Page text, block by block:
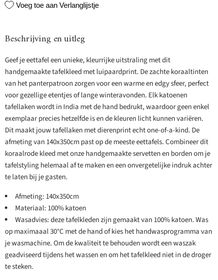
Voeg toe aan Verlanglijstje
Beschrijving en uitleg
Geef je eettafel een unieke, kleurrijke uitstraling met dit
handgemaakte tafelkleed met luipaardprint. De zachte koraaltinten
van het panterpatroon zorgen voor een warme en edgy sfeer, perfect
voor gezellige etentjes of lange winteravonden. Elk katoenen
tafellaken wordt in India met de hand bedrukt, waardoor geen enkel
exemplaar precies hetzelfde is en de kleuren licht kunnen variëren.
Dit maakt jouw tafellaken met dierenprint echt one-of-a-kind. De
afmeting van 140x350cm past op de meeste eettafels. Combineer dit
koraalrode kleed met onze handgemaakte servetten en borden om je
tafelstyling helemaal af te maken en een onvergetelijke indruk achter
te laten bij je gasten.
Afmeting: 140x350cm
Materiaal: 100% katoen
Wasadvies: deze tafelkleden zijn gemaakt van 100% katoen. Was
op maximaaal 30°C met de hand of kies het handwasprogramma van
je wasmachine. Om de kwaliteit te behouden wordt een waszak
geadviseerd tijdens het wassen en om het tafelkleed niet in de droger
te steken.